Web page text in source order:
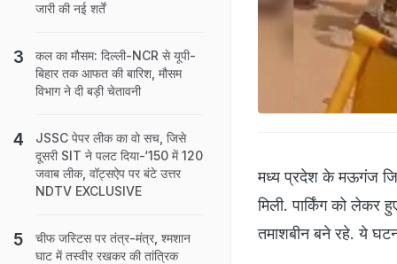
मध्य प्रदेश के मऊगंज
मिली. पार्किंग को लेकर
तमाशबीन बने रहे. ये
जारी की नई शर्तें
कल का मौसम: दिल्ली-NCR से यूपी-
बिहार तक आफत की बारिश, मौसम
विभाग ने दी बड़ी चेतावनी
JSSC पेपर लीक का वो सच, जिसे
दूसरी SIT ने पलट दिया-‘150 में 120
जवाब लीक, वॉट्सऐप पर बंटे उत्तर
NDTV EXCLUSIVE
चीफ जस्टिस पर तंत्र-मंत्र, श्मशान
घाट में तस्‍वीर रखकर की तांत्रिक